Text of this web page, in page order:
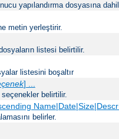
yapılandırma dosyasına
metin yerleştirir.
listesi belirtilir.
listesini boşaltır
] ...
belirtilir.
belirler.